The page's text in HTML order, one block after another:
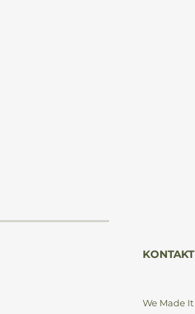
KONTAKT
We Made It